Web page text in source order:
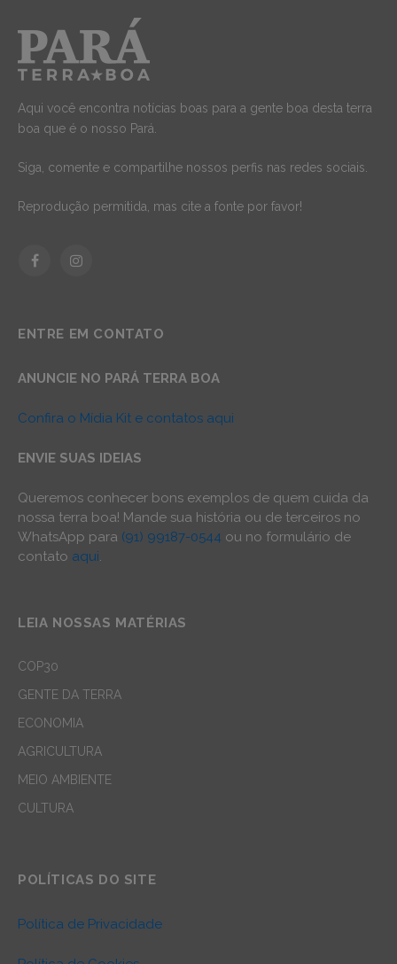
Aqui você encontra notícias boas para a gente boa desta terra
boa que é o nosso Pará.
Siga, comente e compartilhe nossos perfis nas redes sociais.
Reprodução permitida, mas cite a fonte por favor!
FacebookInstagram
ENTRE EM CONTATO
ANUNCIE NO PARÁ TERRA BOA
Confira o Mídia Kit e contatos aqui
ENVIE SUAS IDEIAS
Queremos conhecer bons exemplos de quem cuida da
nossa terra boa! Mande sua história ou de terceiros no
WhatsApp para (91) 99187-0544 ou no formulário de
contato aqui.
LEIA NOSSAS MATÉRIAS
COP30
GENTE DA TERRA
ECONOMIA
AGRICULTURA
MEIO AMBIENTE
CULTURA
POLÍTICAS DO SITE
Política de Privacidade